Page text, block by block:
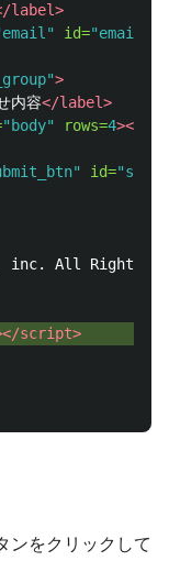
label>
id="email"
>
内容</label>
"body" rows=4></
id=
inc. All Rights
script>
ンをクリックして